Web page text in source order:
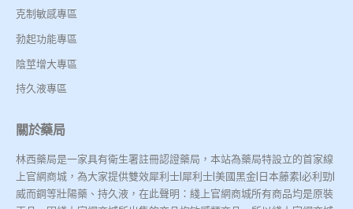
克制敏感專區
勃起功能專區
陰莖增大專區
持久液專區
關於藥局
林西藥局是一家具有衛生署註冊認證藥局，本站為藥局特設立的首家線
上官網商城，為大家提供雙效犀利士|犀利士|美國黑金|日本藤素|必利勁|
威而鋼等壯陽藥、持久液，在此聲明：綫上官網商城所有商品均是原裝